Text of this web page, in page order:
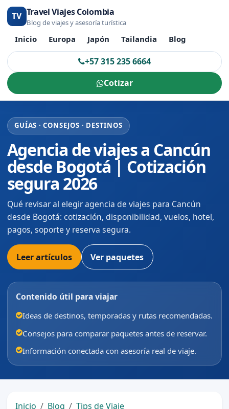
TV Travel Viajes Colombia
Blog de viajes y asesoría turística
Inicio Europa Japón Tailandia Blog
+57 315 235 6664
Cotizar
GUÍAS · CONSEJOS · DESTINOS
Agencia de viajes a Cancún
desde Bogotá | Cotización
segura 2026
Qué revisar al elegir agencia de viajes para Cancún
desde Bogotá: cotización, disponibilidad, vuelos, hotel,
pagos, soporte y reserva segura.
Leer artículos Ver paquetes
Contenido útil para viajar
Ideas de destinos, temporadas y rutas recomendadas.
Consejos para comparar paquetes antes de reservar.
Información conectada con asesoría real de viaje.
Inicio Blog
Tips de Viaje